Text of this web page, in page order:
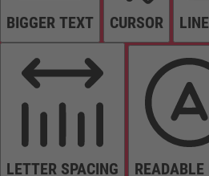
BIGGER TEXT CURSOR
LETTER SPACING